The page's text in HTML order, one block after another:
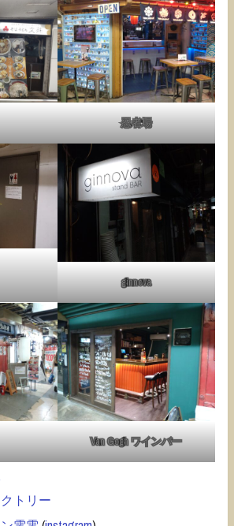
忍者場
ginnova
Van Gogh ワインバー
トリー